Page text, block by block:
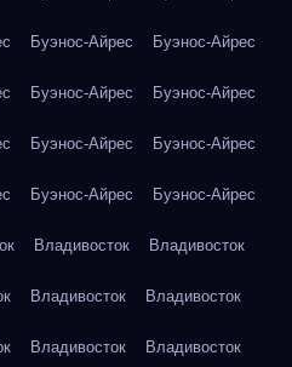
Буэнос-Айрес Буэнос-Айрес
Буэнос-Айрес Буэнос-Айрес
Буэнос-Айрес Буэнос-Айрес
Буэнос-Айрес Буэнос-Айрес
Владивосток Владивосток
Владивосток Владивосток
Владивосток Владивосток